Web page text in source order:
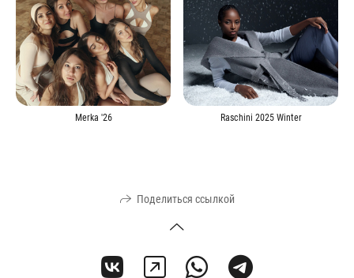
Merka '26 Raschini 2025 Winter
Поделиться ссылкой